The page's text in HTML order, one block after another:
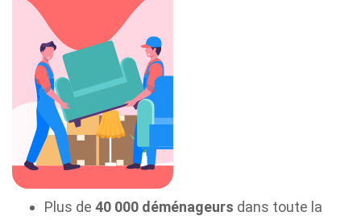
Plus de 40 000 déménageurs dans toute la